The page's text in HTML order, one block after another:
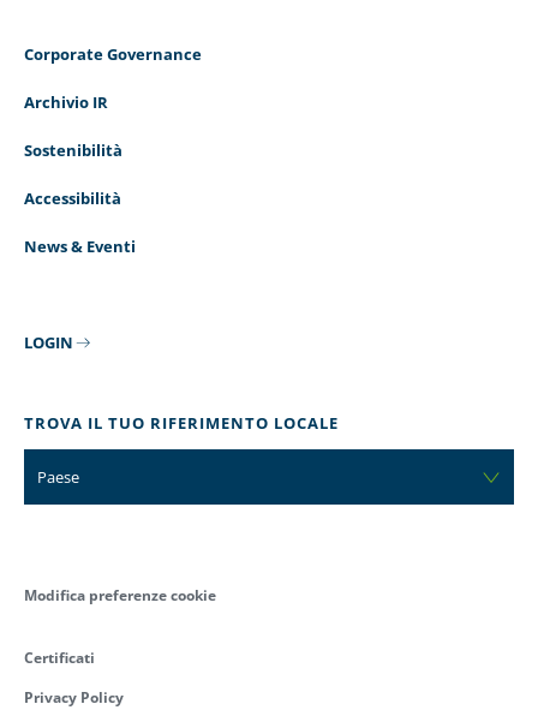
Corporate Governance
Archivio IR
Sostenibilità
Accessibilità
News & Eventi
LOGIN
TROVA IL TUO RIFERIMENTO LOCALE
Paese
Modifica preferenze cookie
Certificati
Privacy Policy